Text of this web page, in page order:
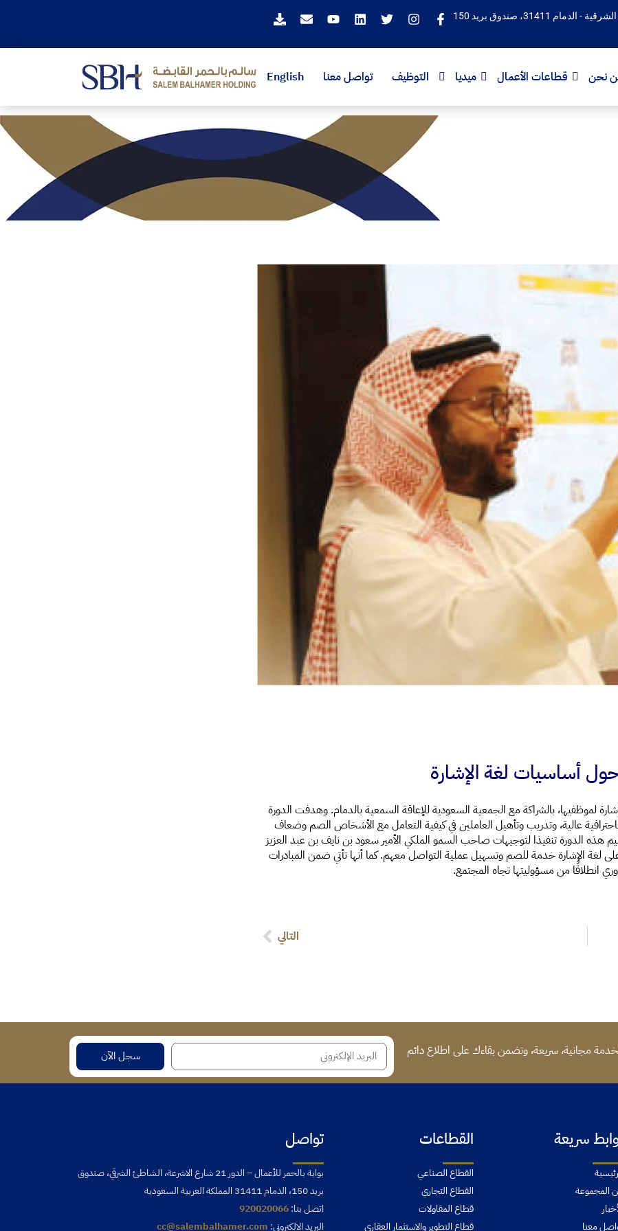
31411، صندوق بريد 150
نحن قطاعات الأعمال ميديا التوظيف تواصل معنا English
أساسيات لغة الإشارة
لموظفيها، بالشراكة مع الجمعية السعودية للإعاقة السمعية بالدمام. وهدفت الدورة
باحترافية عالية، وتدريب وتأهيل العاملين في كيفية التعامل مع الأشخاص الصم وضعاف
هذه الدورة تنفيذا لتوجيهات صاحب السمو الملكي الأمير سعود بن نايف بن عبد العزيز
لغة الإشارة خدمة للصم وتسهيل عملية التواصل معهم. كما أنها تأتي ضمن المبادرات
انطلاقًا من مسؤوليتها تجاه المجتمع.
التالي
مجانية، سريعة، وتضمن بقاءك على اطلاع دائم
سجل الآن
سريعة
المجموعة
معنا
القطاعات
القطاع الصناعي
القطاع التجاري
قطاع المقاولات
قطاع التطوير والاستثمار العقاري
تواصل
بوابة بالحمر للأعمال – الدور 21 شارع الاشرعة، الشاطئ الشرقي، صندوق
بريد 150، الدمام 31411 المملكة العربية السعودية
اتصل بنا:920020066
البريد الالكتروني: cc@salembalhamer.com